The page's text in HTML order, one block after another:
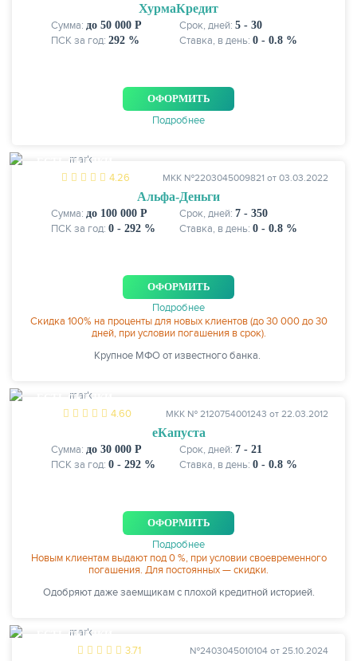
ХурмаКредит
Сумма: до 50 000 Р Срок, дней: 5 - 30
ПСК за год: 292 % Ставка, в день: 0 - 0.8 %
ОФОРМИТЬ
Подробнее
ЕСТЬ СКИДКИ
4.26 МКК №2203045009821 от 03.03.2022
Альфа‑Деньги
Сумма: до 100 000 Р Срок, дней: 7 - 350
ПСК за год: 0 - 292 % Ставка, в день: 0 - 0.8 %
ОФОРМИТЬ
Подробнее
Cкидка 100% на проценты для новых клиентов (до 30 000 до 30
дней, при условии погашения в срок).
Крупное МФО от известного банка.
ЕСТЬ СКИДКИ
4.60 МКК № 2120754001243 от 22.03.2012
еКапуста
Сумма: до 30 000 Р Срок, дней: 7 - 21
ПСК за год: 0 - 292 % Ставка, в день: 0 - 0.8 %
ОФОРМИТЬ
Подробнее
Новым клиентам выдают под 0 %, при условии своевременного
погашения. Для постоянных — скидки.
Одобряют даже заемщикам с плохой кредитной историей.
ЕСТЬ СКИДКИ
3.71 №2403045010104 от 25.10.2024